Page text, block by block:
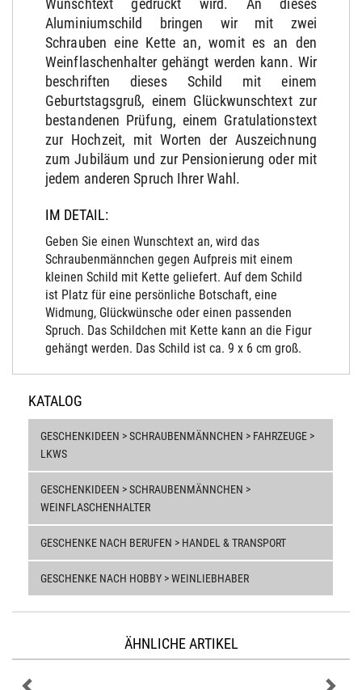
Wunschtext gedruckt wird. An dieses
Aluminiumschild bringen wir mit zwei
Schrauben eine Kette an, womit es an den
Weinflaschenhalter gehängt werden kann. Wir
beschriften dieses Schild mit einem
Geburtstagsgruß, einem Glückwunschtext zur
bestandenen Prüfung, einem Gratulationstext
zur Hochzeit, mit Worten der Auszeichnung
zum Jubiläum und zur Pensionierung oder mit
jedem anderen Spruch Ihrer Wahl.
IM DETAIL:
Geben Sie einen Wunschtext an, wird das
Schraubenmännchen gegen Aufpreis mit einem
kleinen Schild mit Kette geliefert. Auf dem Schild
ist Platz für eine persönliche Botschaft, eine
Widmung, Glückwünsche oder einen passenden
Spruch. Das Schildchen mit Kette kann an die Figur
gehängt werden. Das Schild ist ca. 9 x 6 cm groß.
KATALOG
GESCHENKIDEEN > SCHRAUBENMÄNNCHEN > FAHRZEUGE >
LKWS
GESCHENKIDEEN > SCHRAUBENMÄNNCHEN >
WEINFLASCHENHALTER
GESCHENKE NACH BERUFEN > HANDEL & TRANSPORT
GESCHENKE NACH HOBBY > WEINLIEBHABER
ÄHNLICHE ARTIKEL